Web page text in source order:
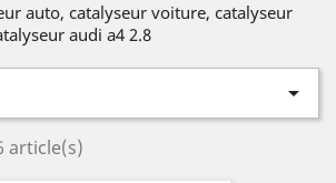
auto, catalyseur voiture, catalyseur
audi a4 2.8

article(s)